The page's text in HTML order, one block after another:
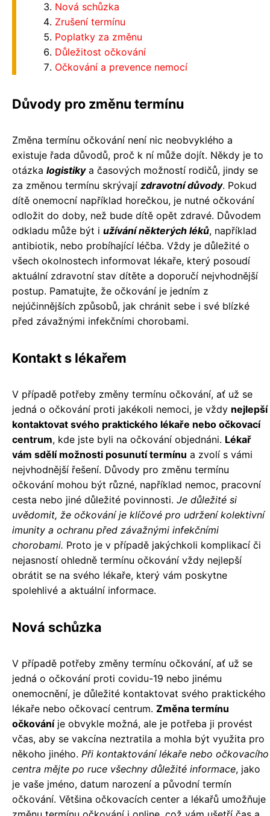
Nová schůzka
Zrušení termínu
Poplatky za změnu
Důležitost očkování
Očkování a prevence nemocí
Důvody pro změnu termínu
Změna termínu očkování není nic neobvyklého a
existuje řada důvodů, proč k ní může dojít. Někdy je to
otázka logistikya časových možností rodičů, jindy se
za změnou termínu skrývají zdravotní důvody. Pokud
dítě onemocní například horečkou, je nutné očkování
odložit do doby, než bude dítě opět zdravé. Důvodem
odkladu může být i užívání některých léků, například
antibiotik, nebo probíhající léčba. Vždy je důležité o
všech okolnostech informovat lékaře, který posoudí
aktuální zdravotní stav dítěte a doporučí nejvhodnější
postup. Pamatujte, že očkování je jedním z
nejúčinnějších způsobů, jak chránit sebe i své blízké
před závažnými infekčními chorobami.
Kontakt s lékařem
V případě potřeby změny termínu očkování, ať už se
jedná o očkování proti jakékoli nemoci, je vždy nejlepší
kontaktovat svého praktického lékaře nebo očkovací
centrum, kde jste byli na očkování objednáni. Lékař
vám sdělí možnosti posunutí termínu a zvolí s vámi
nejvhodnější řešení. Důvody pro změnu termínu
očkování mohou být různé, například nemoc, pracovní
cesta nebo jiné důležité povinnosti. Je důležité si
uvědomit, že očkování je klíčové pro udržení kolektivní
imunity a ochranu před závažnými infekčními
chorobami. Proto je v případě jakýchkoli komplikací či
nejasností ohledně termínu očkování vždy nejlepší
obrátit se na svého lékaře, který vám poskytne
spolehlivé a aktuální informace.
Nová schůzka
V případě potřeby změny termínu očkování, ať už se
jedná o očkování proti covidu-19 nebo jinému
onemocnění, je důležité kontaktovat svého praktického
lékaře nebo očkovací centrum. Změna termínu
očkováníje obvykle možná, ale je potřeba ji provést
včas, aby se vakcína neztratila a mohla být využita pro
někoho jiného. Při kontaktování lékaře nebo očkovacího
centra mějte po ruce všechny důležité informace, jako
je vaše jméno, datum narození a původní termín
očkování. Většina očkovacích center a lékařů umožňuje